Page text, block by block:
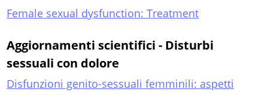
Female sexual dysfunction: Treatment
Aggiornamenti scientifici - Disturbi
sessuali con dolore
Disfunzioni genito-sessuali femminili: aspetti